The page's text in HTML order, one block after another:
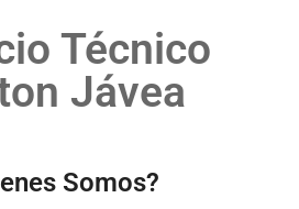
Técnico
Jávea
Somos?